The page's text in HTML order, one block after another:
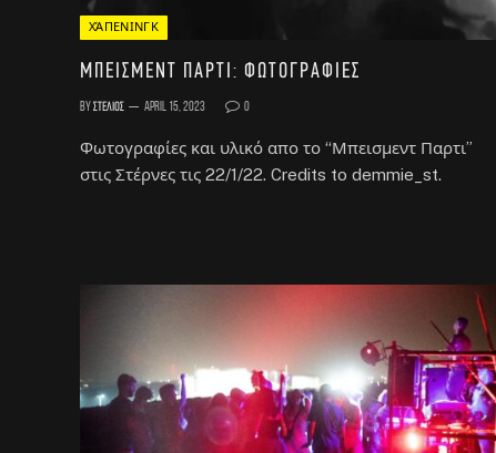
ΧΆΠΕΝΙΝΓΚ
Μπεισμεντ Παρτι: Φωτογραφίες
ByΣτέλιος April 15, 2023 0
Φωτογραφίες και υλικό απο το “Μπεισμεντ Παρτι”
στις Στέρνες τις 22/1/22. Credits to demmie_st.